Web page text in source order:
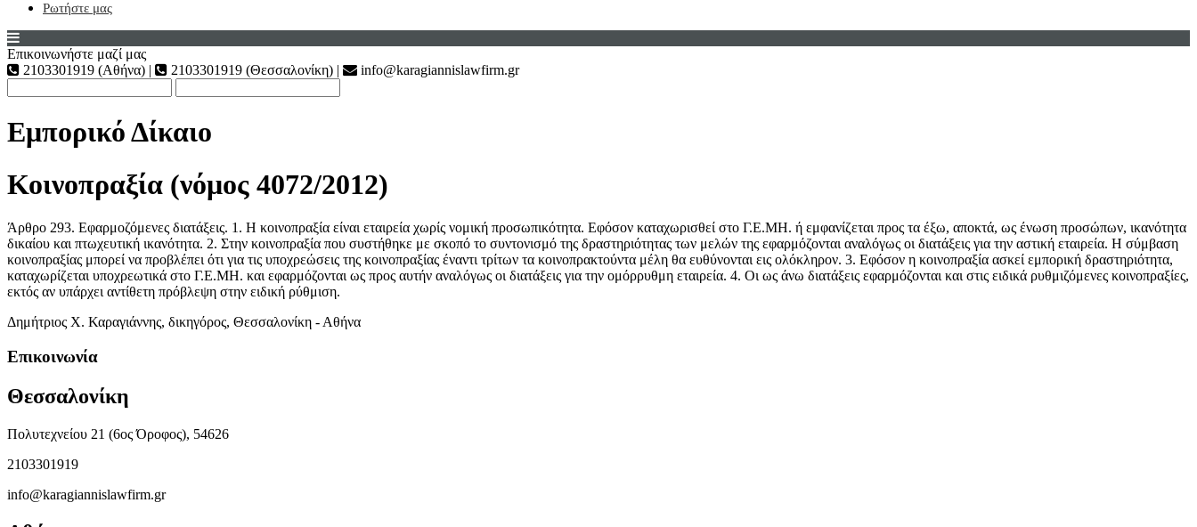
Ρωτήστε μας
Επικοινωνήστε μαζί μας
2103301919 (Αθήνα) |
2103301919 (Θεσσαλονίκη) | info@karagiannislawfirm.gr
Εμπορικό Δίκαιο
Κοινοπραξία (νόμος 4072/2012)
Άρθρο 293. Εφαρμοζόμενες διατάξεις. 1. Η κοινοπραξία είναι εταιρεία χωρίς νομική προσωπικότητα. Εφόσον καταχωρισθεί στο Γ.Ε.ΜΗ. ή εμφανίζεται προς τα έξω, αποκτά, ως ένωση προσώπων, ικανότητα
δικαίου και πτωχευτική ικανότητα. 2. Στην κοινοπραξία που συστήθηκε με σκοπό το συντονισμό της δραστηριότητας των μελών της εφαρμόζονται αναλόγως οι διατάξεις για την αστική εταιρεία. Η σύμβαση
κοινοπραξίας μπορεί να προβλέπει ότι για τις υποχρεώσεις της κοινοπραξίας έναντι τρίτων τα κοινοπρακτούντα μέλη θα ευθύνονται εις ολόκληρον. 3. Εφόσον η κοινοπραξία ασκεί εμπορική δραστηριότητα,
καταχωρίζεται υποχρεωτικά στο Γ.Ε.ΜΗ. και εφαρμόζονται ως προς αυτήν αναλόγως οι διατάξεις για την ομόρρυθμη εταιρεία. 4. Οι ως άνω διατάξεις εφαρμόζονται και στις ειδικά ρυθμιζόμενες κοινοπραξίες,
εκτός αν υπάρχει αντίθετη πρόβλεψη στην ειδική ρύθμιση.
Δημήτριος Χ. Καραγιάννης, δικηγόρος, Θεσσαλονίκη - Αθήνα
Επικοινωνία
Θεσσαλονίκη
Πολυτεχνείου 21 (6ος Όροφος), 54626
2103301919
info@karagiannislawfirm.gr